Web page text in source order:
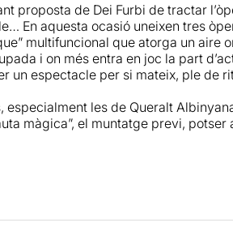
pronto. El resultado final es un
los que destaca el repaso
que se percibe mientras se
de todo el equipo artístico. Y por
da la falda escenográfica ideada
proposta de Dei Furbi de tractar
En aquesta ocasió uneixen tres
multifuncional que atorga un aire
i on més entra en joc la part
un espectacle per si mateix, ple de
les de Queralt
màgica”, el muntatge previ, potser